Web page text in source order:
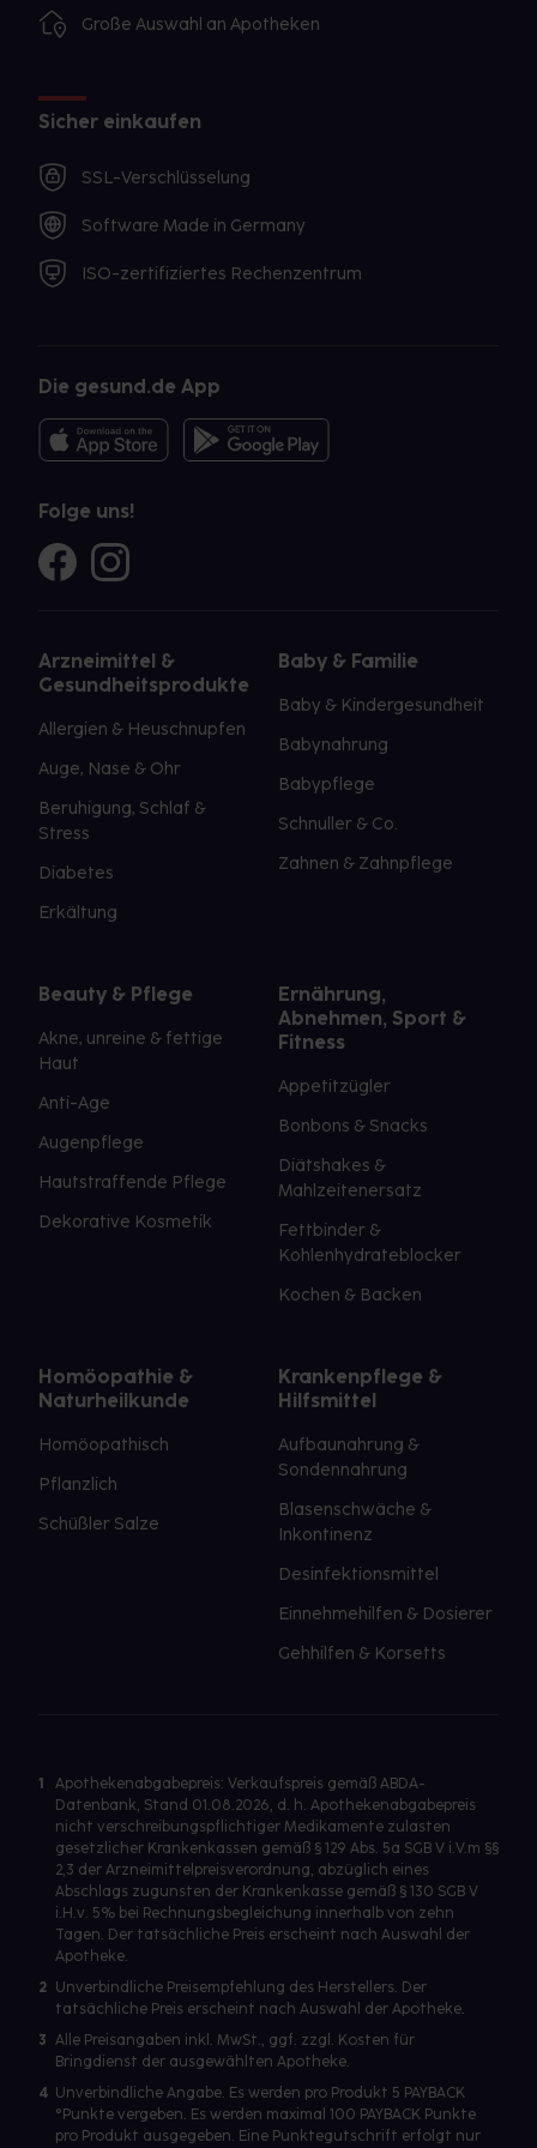
Große Auswahl an Apotheken
Sicher einkaufen
SSL-Verschlüsselung
Software Made in Germany
ISO-zertifiziertes Rechenzentrum
Die gesund.de App
Folge uns!
Arzneimittel &
Gesundheitsprodukte
Allergien & Heuschnupfen
Auge, Nase & Ohr
Beruhigung, Schlaf &
Stress
Diabetes
Erkältung
Baby & Familie
Baby & Kindergesundheit
Babynahrung
Babypflege
Schnuller & Co.
Zahnen & Zahnpflege
Beauty & Pflege
Akne, unreine & fettige
Haut
Anti-Age
Augenpflege
Hautstraffende Pflege
Dekorative Kosmetik
Ernährung,
Abnehmen, Sport &
Fitness
Appetitzügler
Bonbons & Snacks
Diätshakes &
Mahlzeitenersatz
Fettbinder &
Kohlenhydrateblocker
Kochen & Backen
Homöopathie &
Naturheilkunde
Homöopathisch
Pflanzlich
Schüßler Salze
Krankenpflege &
Hilfsmittel
Aufbaunahrung &
Sondennahrung
Blasenschwäche &
Inkontinenz
Desinfektionsmittel
Einnehmehilfen & Dosierer
Gehhilfen & Korsetts
1
Apothekenabgabepreis: Verkaufspreis gemäß ABDA-
Datenbank, Stand 01.08.2026, d. h. Apothekenabgabepreis
nicht verschreibungspflichtiger Medikamente zulasten
gesetzlicher Krankenkassen gemäß § 129 Abs. 5a SGB V i.V.m §§
2,3 der Arzneimittelpreisverordnung, abzüglich eines
Abschlags zugunsten der Krankenkasse gemäß § 130 SGB V
i.H.v. 5% bei Rechnungsbegleichung innerhalb von zehn
Tagen. Der tatsächliche Preis erscheint nach Auswahl der
Apotheke.
2 Unverbindliche Preisempfehlung des Herstellers. Der
tatsächliche Preis erscheint nach Auswahl der Apotheke.
3 Alle Preisangaben inkl. MwSt., ggf. zzgl. Kosten für
Bringdienst der ausgewählten Apotheke.
4 Unverbindliche Angabe. Es werden pro Produkt 5 PAYBACK
°Punkte vergeben. Es werden maximal 100 PAYBACK Punkte
pro Produkt ausgegeben. Eine Punktegutschrift erfolgt nur